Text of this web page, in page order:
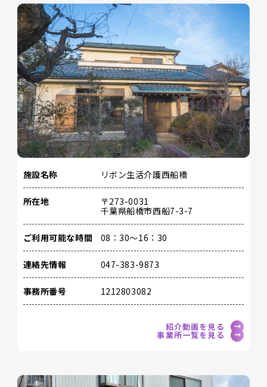
施設名称 リボン生活介護西船橋
所在地
〒273-0031
千葉県船橋市西船7-3-7
ご利用可能な時間 08：30～16：30
連絡先情報 047-383-9873
事務所番号 1212803082
紹介動画を見る
事業所一覧を見る